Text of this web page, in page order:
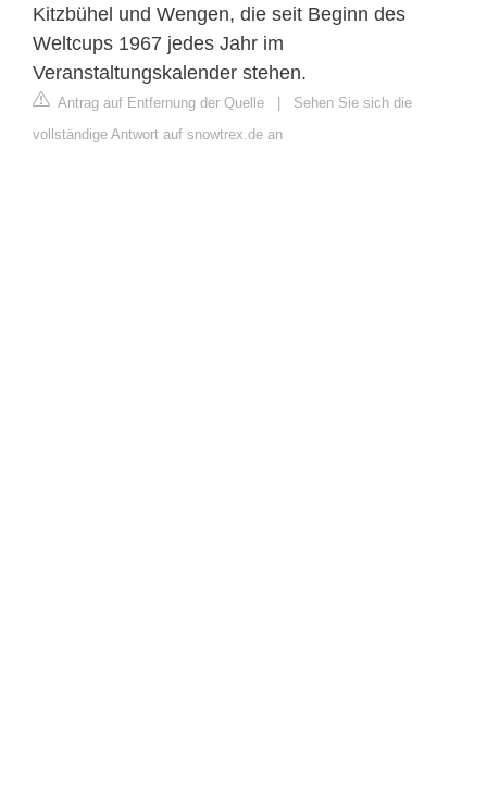
Kitzbühel und Wengen, die seit Beginn des
Weltcups 1967 jedes Jahr im
Veranstaltungskalender stehen.
Antrag auf Entfernung der Quelle | Sehen Sie sich die
vollständige Antwort auf snowtrex.de an